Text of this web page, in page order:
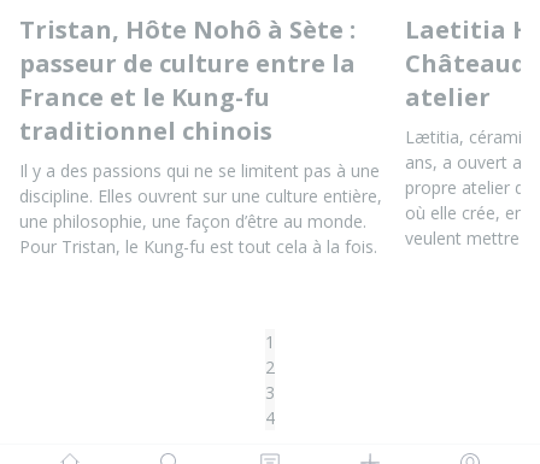
Tristan, Hôte Nohô à Sète :
passeur de culture entre la
France et le Kung-fu
traditionnel chinois
Il y a des passions qui ne se limitent pas à une
discipline. Elles ouvrent sur une culture entière,
une philosophie, une façon d’être au monde.
Pour Tristan, le Kung-fu est tout cela à la fois.
Laetitia
atelier
Lætitia,
ans, a ouvert au
propre atelier
où elle crée,
veulent mettre
1
2
3
4